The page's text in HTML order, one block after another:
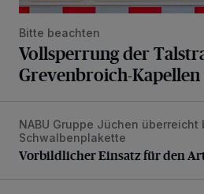
Bitte beachten
Vollsperrung der
Grevenbroich-Kapellen
Vorbildlicher Einsatz für den
NABU Gruppe Jüchen überreicht
Schwalbenplakette
Vorbildlicher Einsatz für den